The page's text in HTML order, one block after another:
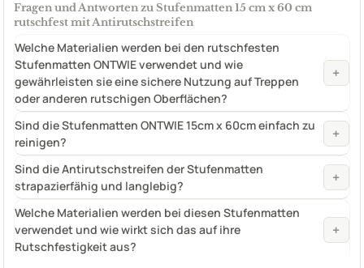
Fragen und Antworten zu Stufenmatten 15 cm x 60 cm
rutschfest mit Antirutschstreifen
Welche Materialien werden bei den rutschfesten
Stufenmatten ONTWIE verwendet und wie
gewährleisten sie eine sichere Nutzung auf Treppen
oder anderen rutschigen Oberflächen?
+
Sind die Stufenmatten ONTWIE 15cm x 60cm einfach zu
reinigen?
+
Sind die Antirutschstreifen der Stufenmatten
strapazierfähig und langlebig?
+
Welche Materialien werden bei diesen Stufenmatten
verwendet und wie wirkt sich das auf ihre
Rutschfestigkeit aus?
+